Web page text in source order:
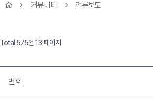
커뮤니티 언론보도
Total 575건 13 페이지
번호